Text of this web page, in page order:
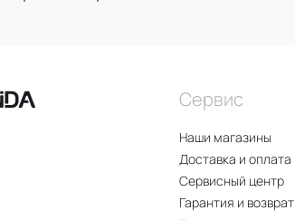
Сервис
Наши магазины
Доставка и оплата
Сервисный центр
Гарантия и возврат